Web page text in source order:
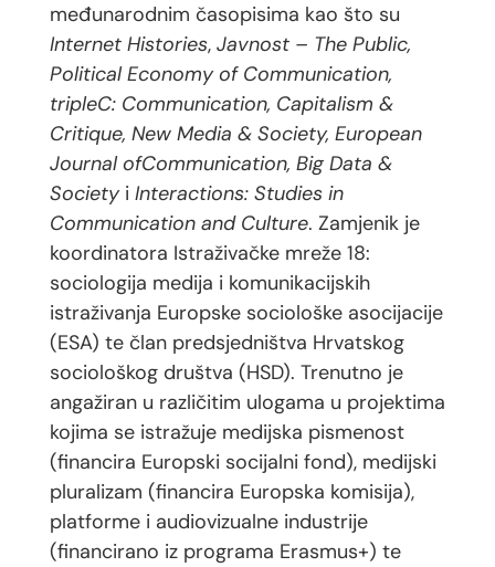
međunarodnim časopisima kao što su
Internet Histories, Javnost – The Public,
Political Economy of Communication,
tripleC: Communication, Capitalism &
Critique, New Media & Society, European
Journal ofCommunication, Big Data &
Society i Interactions: Studies in
Communication and Culture. Zamjenik je
koordinatora Istraživačke mreže 18:
sociologija medija i komunikacijskih
istraživanja Europske sociološke asocijacije
(ESA) te član predsjedništva Hrvatskog
sociološkog društva (HSD). Trenutno je
angažiran u različitim ulogama u projektima
kojima se istražuje medijska pismenost
(financira Europski socijalni fond), medijski
pluralizam (financira Europska komisija),
platforme i audiovizualne industrije
(financirano iz programa Erasmus+) te